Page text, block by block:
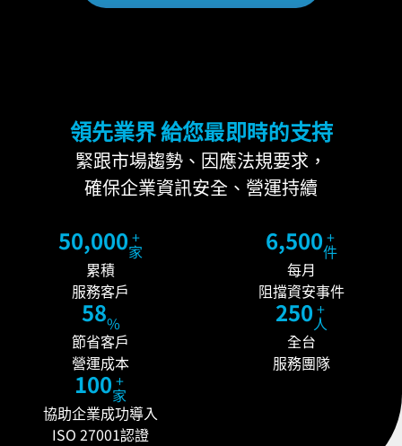
領先業界 給您最即時的支持
緊跟市場趨勢、因應法規要求，
確保企業資訊安全、營運持續
50,000 +
家
累積
服務客戶
6,500 +
件
每月
阻擋資安事件
58%
節省客戶
營運成本
250 +
人
全台
服務團隊
100 +
家
協助企業成功導入
ISO 27001認證